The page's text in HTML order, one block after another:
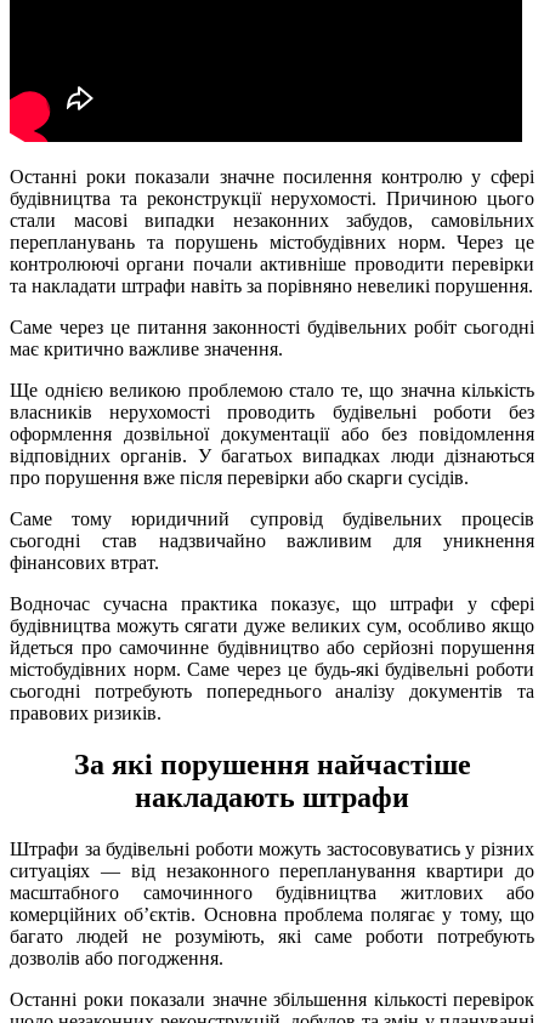
Останні роки показали значне посилення контролю у сфері
будівництва та реконструкції нерухомості. Причиною цього
стали масові випадки незаконних забудов, самовільних
перепланувань та порушень містобудівних норм. Через це
контролюючі органи почали активніше проводити перевірки
та накладати штрафи навіть за порівняно невеликі порушення.
Саме через це питання законності будівельних робіт сьогодні
має критично важливе значення.
Ще однією великою проблемою стало те, що значна кількість
власників нерухомості проводить будівельні роботи без
оформлення дозвільної документації або без повідомлення
відповідних органів. У багатьох випадках люди дізнаються
про порушення вже після перевірки або скарги сусідів.
Саме тому юридичний супровід будівельних процесів
сьогодні став надзвичайно важливим для уникнення
фінансових втрат.
Водночас сучасна практика показує, що штрафи у сфері
будівництва можуть сягати дуже великих сум, особливо якщо
йдеться про самочинне будівництво або серйозні порушення
містобудівних норм. Саме через це будь-які будівельні роботи
сьогодні потребують попереднього аналізу документів та
правових ризиків.
За які порушення найчастіше
накладають штрафи
Штрафи за будівельні роботи можуть застосовуватись у різних
ситуаціях — від незаконного перепланування квартири до
масштабного самочинного будівництва житлових або
комерційних об’єктів. Основна проблема полягає у тому, що
багато людей не розуміють, які саме роботи потребують
дозволів або погодження.
Останні роки показали значне збільшення кількості перевірок